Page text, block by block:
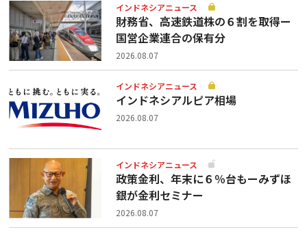
インドネシアニュース
財務省、高速鉄道株の６割を取得ー
国営企業連合の保有分
2026.08.07
インドネシアニュース
インドネシアルピア相場
2026.08.07
インドネシアニュース
政策金利、年末に６％台もーみずほ
銀が金利セミナー
2026.08.07